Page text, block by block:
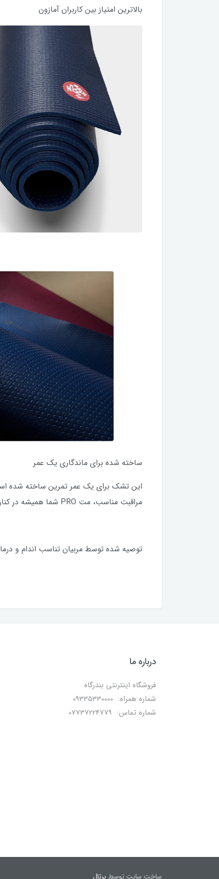
بالاترین امتیاز بین کاربران آمازون
ساخته شده برای ماندگاری یک عمر
این تشک برای یک عمر تمرین ساخته شده
مراقبت مناسب، مت PRO شما همیشه در کنار شما خواهد بود.
توصیه شده توسط مربیان تناسب اندام و
درباره ما
فروشگاه اینترنتی بندرگاه
شماره همراه: 09335330000
شماره تماس: 07737224779
ساخت سایت توسط پرتال